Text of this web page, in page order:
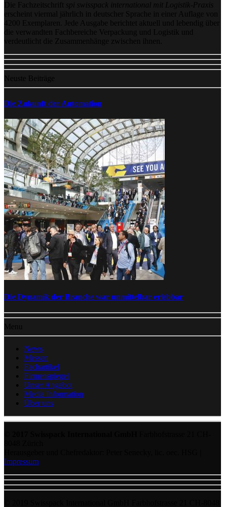
Die Fachzeitschrift
spi swisspack international mit Logistik-Praxis
erscheint viermal jährlich in deutscher Sprache in einer Auflage von
4200 Exemplaren. Jede Ausgabe berichtet aktuell und lebendig über
die verwandten Fachbereiche Verpackung und Logistik und
verdeutlicht die Zusammenhänge zwischen ihnen.
Neuste Beiträge
Die Zukunft der Automation
Die Dynamik der Branche war unmittelbar erlebbar
Menu
News
Messen
Fachartikel
Firmenspiegel
Unser Angebot
Media Information
Über uns
Impressum